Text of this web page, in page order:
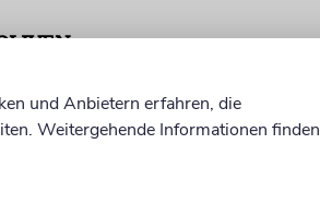
Pfefferschoten) erzeugt den
und Anbietern erfahren, die
Weitergehende Informationen finden